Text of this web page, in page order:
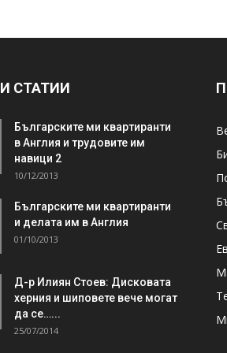
СТАТИИ
Българските ми квартиранти
в Англия и трудовите им
навици 2
10/12/2013
Българските ми квартиранти
и делата им в Англия
01/10/2013
Д-р Илиян Стоев: Дисковата
херния и шиповете вече могат
да се…...
25/07/2014